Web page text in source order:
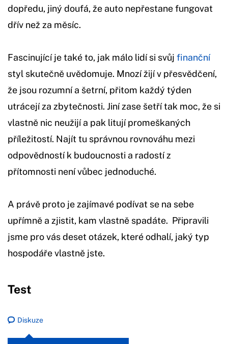
dopředu, jiný doufá, že auto nepřestane fungovat
dřív než za měsíc.
Fascinující je také to, jak málo lidí si svůj finanční
styl skutečně uvědomuje. Mnozí žijí v přesvědčení,
že jsou rozumní a šetrní, přitom každý týden
utrácejí za zbytečnosti. Jiní zase šetří tak moc, že si
vlastně nic neužijí a pak litují promeškaných
příležitostí. Najít tu správnou rovnováhu mezi
odpovědností k budoucnosti a radostí z
přítomnosti není vůbec jednoduché.
A právě proto je zajímavé podívat se na sebe
upřímně a zjistit, kam vlastně spadáte. Připravili
jsme pro vás deset otázek, které odhalí, jaký typ
hospodáře vlastně jste.
Test
Diskuze